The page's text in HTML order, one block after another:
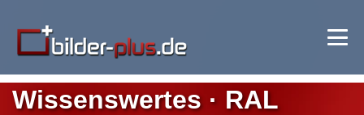
Wissenswertes · RAL